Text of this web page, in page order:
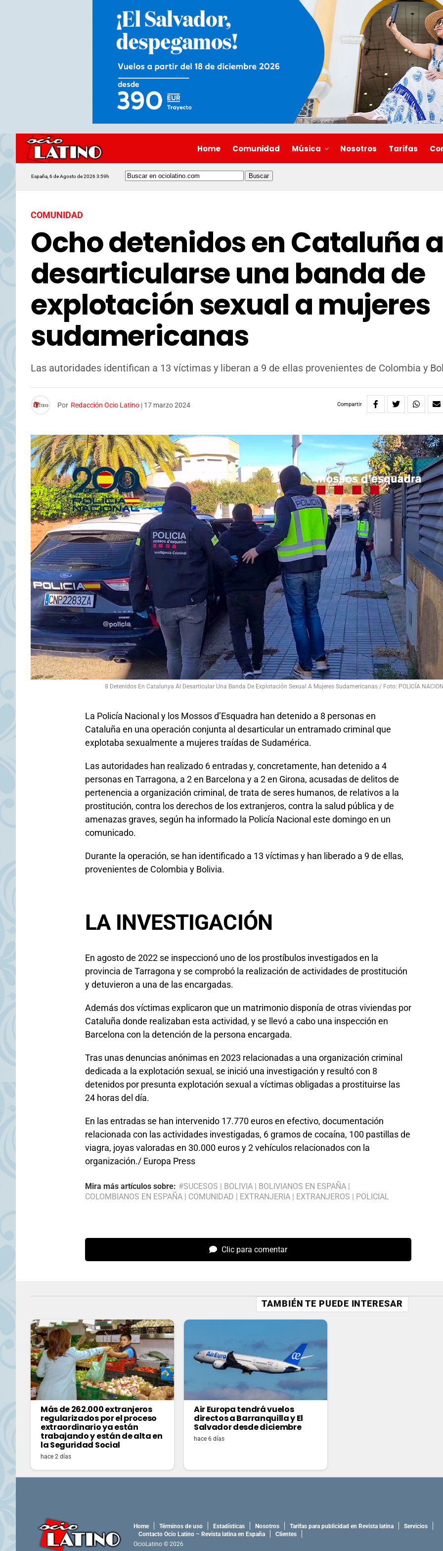
Home Comunidad Música Nosotros Tarifas
España, 6 de Agosto de 2026 3:59h
COMUNIDAD
Ocho detenidos en Cataluña
desarticularse una banda de
explotación sexual a mujeres
sudamericanas
Las autoridades identifican a 13 víctimas y liberan a 9 de ellas provenientes de Colombia y
Por Redacción Ocio Latino | 17 marzo 2024 Compartir
8 Detenidos En Catalunya Al Desarticular Una Banda De Explotación Sexual A Mujeres Sudamericanas / Foto: POLICÍA
La Policía Nacional y los Mossos d’Esquadra han detenido a 8 personas en
Cataluña en una operación conjunta al desarticular un entramado criminal que
explotaba sexualmente a mujeres traídas de Sudamérica.
Las autoridades han realizado 6 entradas y, concretamente, han detenido a 4
personas en Tarragona, a 2 en Barcelona y a 2 en Girona, acusadas de delitos de
pertenencia a organización criminal, de trata de seres humanos, de relativos a la
prostitución, contra los derechos de los extranjeros, contra la salud pública y de
amenazas graves, según ha informado la Policía Nacional este domingo en un
comunicado.
Durante la operación, se han identificado a 13 víctimas y han liberado a 9 de ellas,
provenientes de Colombia y Bolivia.
LA INVESTIGACIÓN
En agosto de 2022 se inspeccionó uno de los prostíbulos investigados en la
provincia de Tarragona y se comprobó la realización de actividades de prostitución
y detuvieron a una de las encargadas.
Además dos víctimas explicaron que un matrimonio disponía de otras viviendas por
Cataluña donde realizaban esta actividad, y se llevó a cabo una inspección en
Barcelona con la detención de la persona encargada.
Tras unas denuncias anónimas en 2023 relacionadas a una organización criminal
dedicada a la explotación sexual, se inició una investigación y resultó con 8
detenidos por presunta explotación sexual a víctimas obligadas a prostituirse las
24 horas del día.
En las entradas se han intervenido 17.770 euros en efectivo, documentación
relacionada con las actividades investigadas, 6 gramos de cocaína, 100 pastillas de
viagra, joyas valoradas en 30.000 euros y 2 vehículos relacionados con la
organización./ Europa Press
Mira más artículos sobre: #SUCESOS | BOLIVIA | BOLIVIANOS EN ESPAÑA |
COLOMBIANOS EN ESPAÑA | COMUNIDAD | EXTRANJERIA | EXTRANJEROS | POLICIAL
Clic para comentar
TAMBIÉN TE PUEDE INTERESAR
Más de 262.000 extranjeros
regularizados por el proceso
extraordinario ya están
trabajando y están de alta en
la Seguridad Social
hace 2 días
Air Europa tendrá vuelos
directos a Barranquilla y El
Salvador desde diciembre
hace 6 días
Home Términos de uso Estadísticas Nosotros Tarifas para publicidad en Revista latina
Servicios
Contacto Ocio Latino – Revista latina en España
Clientes
OcioLatino © 2026